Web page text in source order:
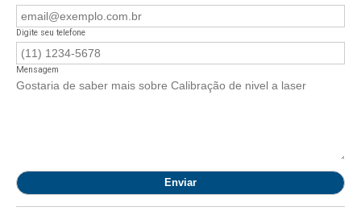
Digite seu telefone
Mensagem